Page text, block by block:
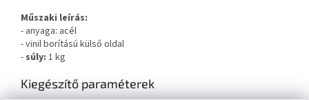
Műszaki leírás:
- anyaga: acél
- vinil borítású külső oldal
- súly: 1 kg
Kiegészítő paraméterek